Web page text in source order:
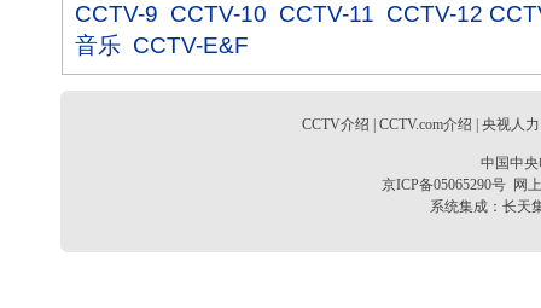
CCTV-9 CCTV-10 CCTV-11 CCTV-12
音乐 CCTV-E&F
CCTV介绍 CCTV.com介绍 央视人
中国中
京ICP备05065290号 网
系统集成： 长天